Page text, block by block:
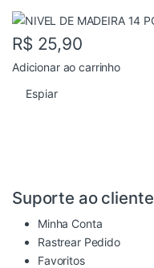
R$ 25,90
Adicionar ao carrinho
Espiar
Suporte ao cliente
Minha Conta
Rastrear Pedido
Favoritos